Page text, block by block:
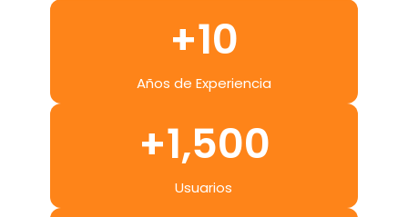
Años de Experiencia
+10
Usuarios
+1,500